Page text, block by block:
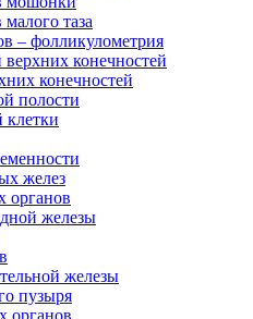
таза
– фолликулометрия
конечностей
конечностей
полости
желез
органов
железы
железы
пузыря
органов